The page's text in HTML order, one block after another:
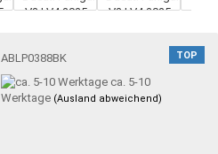
TOP
ABLP0388BK
ca. 5-10
Werktage (Ausland abweichend)